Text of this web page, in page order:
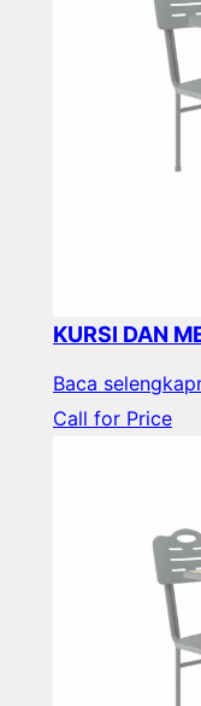
KURSI DAN
Baca
Call for Price